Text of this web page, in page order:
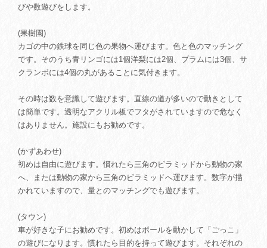
びや数遊びをします。
(果樹園)
カゴの中の鉄球を同じ色の果物へ運びます。色と色のマッチング
です。そのうち青リンゴには1個洋梨には2個、プラムには3個、サ
クランボには4個の丸があることに気付きます。
その時は数を意識して遊びます。直線の道が多いので動きとして
は簡単です。透明なアクリル板でフタがされていますので危なく
はありません。施設にもお勧めです。
(かずあわせ)
初めは自由に遊びます。慣れたら三角のピラミッドから動物の家
へ、または動物の家から三角のピラミッドへ運びます。数字が描
かれていますので、量とのマッチングでも遊びます。
(タウン)
車が好きな子にお勧めです。初めはボールを動かして「ごっこ」
の遊びになります。慣れたら目的を持って遊びます。それぞれの